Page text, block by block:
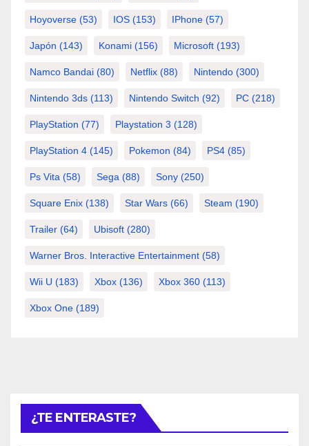
Hoyoverse (53) IOS (153) IPhone (57)
Japón (143) Konami (156) Microsoft (193)
Namco Bandai (80) Netflix (88) Nintendo (300)
Nintendo 3ds (113) Nintendo Switch (92) PC (218)
PlayStation (77) Playstation 3 (128)
PlayStation 4 (145) Pokemon (84) PS4 (85)
Ps Vita (58) Sega (88) Sony (250)
Square Enix (138) Star Wars (66) Steam (190)
Trailer (64) Ubisoft (280)
Warner Bros. Interactive Entertainment (58)
Wii U (183) Xbox (136) Xbox 360 (113)
Xbox One (189)
¿TE ENTERASTE?